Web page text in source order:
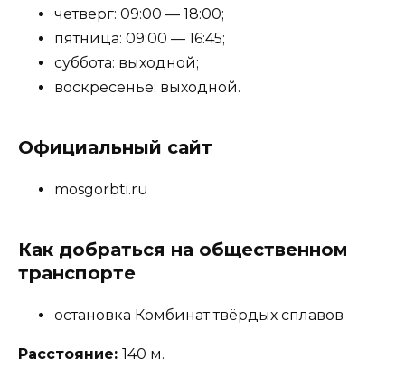
четверг: 09:00 — 18:00;
пятница: 09:00 — 16:45;
суббота: выходной;
воскресенье: выходной.
Официальный сайт
mosgorbti.ru
Как добраться на общественном
транспорте
остановка Комбинат твёрдых сплавов
Расстояние: 140 м.